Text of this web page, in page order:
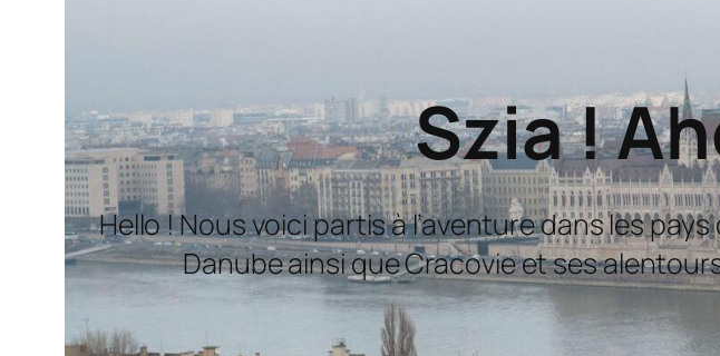
Szia !
Hello ! Nous voici partis à l’aventure dans les
Danube ainsi que Cracovie et ses